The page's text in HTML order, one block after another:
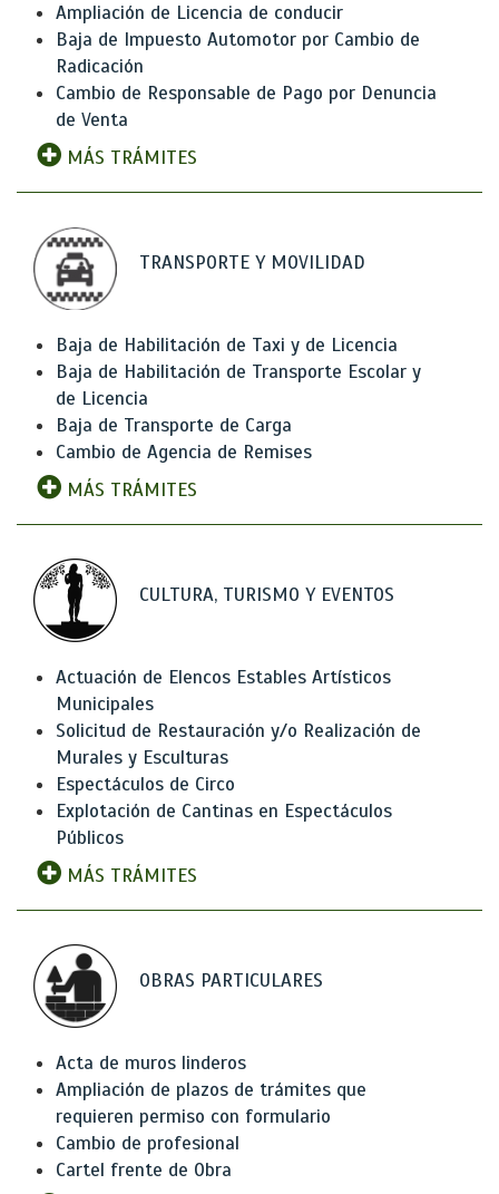
Ampliación de Licencia de conducir
Baja de Impuesto Automotor por Cambio de
Radicación
Cambio de Responsable de Pago por Denuncia
de Venta
MÁS TRÁMITES
TRANSPORTE Y MOVILIDAD
Baja de Habilitación de Taxi y de Licencia
Baja de Habilitación de Transporte Escolar y
de Licencia
Baja de Transporte de Carga
Cambio de Agencia de Remises
MÁS TRÁMITES
CULTURA, TURISMO Y EVENTOS
Actuación de Elencos Estables Artísticos
Municipales
Solicitud de Restauración y/o Realización de
Murales y Esculturas
Espectáculos de Circo
Explotación de Cantinas en Espectáculos
Públicos
MÁS TRÁMITES
OBRAS PARTICULARES
Acta de muros linderos
Ampliación de plazos de trámites que
requieren permiso con formulario
Cambio de profesional
Cartel frente de Obra